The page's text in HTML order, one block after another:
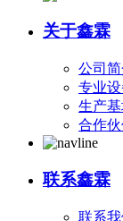
关于鑫霖
公司
专业
生产
合作
联系鑫霖
联系